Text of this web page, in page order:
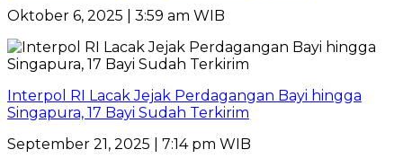
Oktober 6, 2025 | 3:59 am WIB
Interpol RI Lacak Jejak Perdagangan Bayi hingga
Singapura, 17 Bayi Sudah Terkirim
September 21, 2025 | 7:14 pm WIB